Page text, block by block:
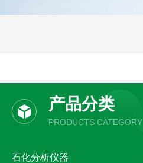
产品分类
PRODUCTS CATEGORY
石化分析仪器